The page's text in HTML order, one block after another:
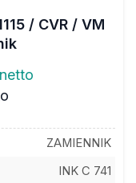
/ CVR / VM
netto
ZAMIENNIK
INK C 741